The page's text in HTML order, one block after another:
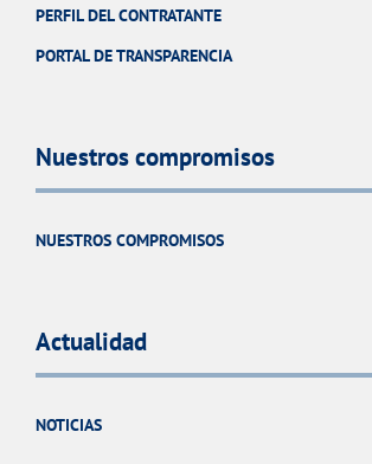
PERFIL DEL CONTRATANTE
PORTAL DE TRANSPARENCIA
Nuestros compromisos
NUESTROS COMPROMISOS
Actualidad
NOTICIAS